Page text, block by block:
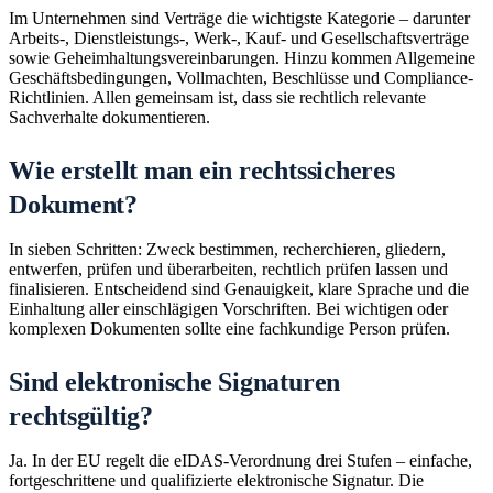
Im Unternehmen sind Verträge die wichtigste Kategorie – darunter
Arbeits-, Dienstleistungs-, Werk-, Kauf- und Gesellschaftsverträge
sowie Geheimhaltungsvereinbarungen. Hinzu kommen Allgemeine
Geschäftsbedingungen, Vollmachten, Beschlüsse und Compliance-
Richtlinien. Allen gemeinsam ist, dass sie rechtlich relevante
Sachverhalte dokumentieren.
Wie erstellt man ein rechtssicheres
Dokument?
In sieben Schritten: Zweck bestimmen, recherchieren, gliedern,
entwerfen, prüfen und überarbeiten, rechtlich prüfen lassen und
finalisieren. Entscheidend sind Genauigkeit, klare Sprache und die
Einhaltung aller einschlägigen Vorschriften. Bei wichtigen oder
komplexen Dokumenten sollte eine fachkundige Person prüfen.
Sind elektronische Signaturen
rechtsgültig?
Ja. In der EU regelt die eIDAS-Verordnung drei Stufen – einfache,
fortgeschrittene und qualifizierte elektronische Signatur. Die